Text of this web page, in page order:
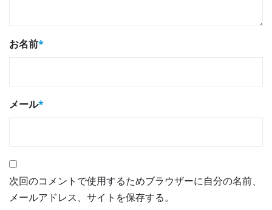
お名前*
メール*
次回のコメントで使用するためブラウザーに自分の名前、
メールアドレス、サイトを保存する。